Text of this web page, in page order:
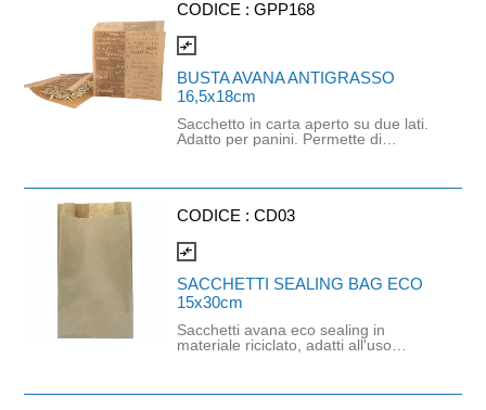
CODICE :GPP168
compare_arrows
BUSTA AVANA ANTIGRASSO
16,5x18cm
Sacchetto in carta aperto su due lati.
Adatto per panini. Permette di
le mani. Dimensione: 16,5 x 18 cm.
CODICE :CD03
compare_arrows
SACCHETTI SEALING BAG ECO
15x30cm
Sacchetti avana eco sealing in
materiale riciclato, adatti all'uso
Dimensioni 15cm x 30cm. Peso: